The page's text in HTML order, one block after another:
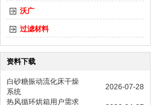
沃广
过滤材料
资料下载
白砂糖振动流化床干燥
系统
2026-07-28
热风循环烘箱用户需求